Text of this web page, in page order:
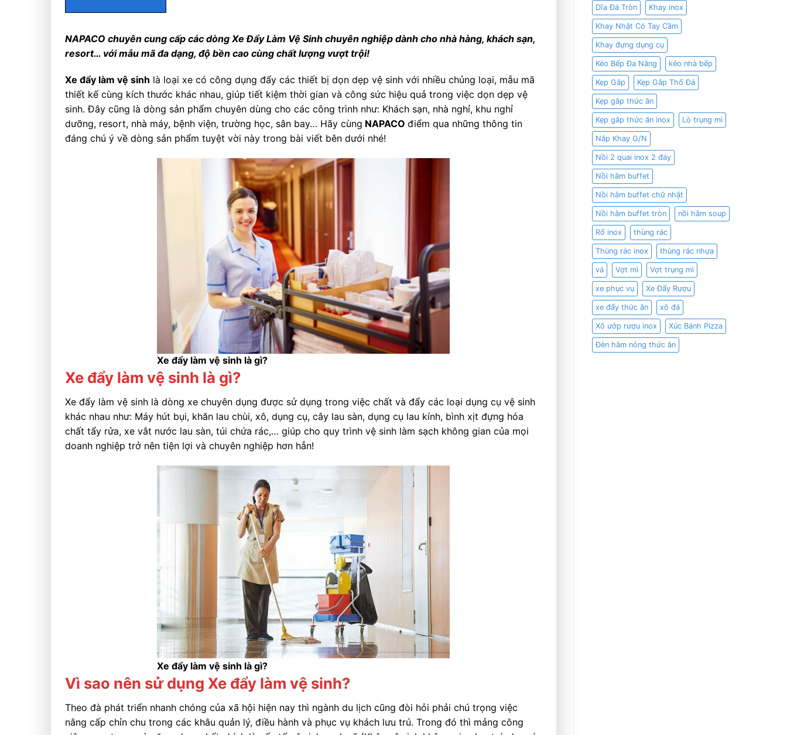
NAPACO chuyên cung cấp các dòng Xe Đẩy Làm Vệ Sinh chuyên nghiệp dành cho nhà hàng, khách sạn,
resort… với mẫu mã đa dạng, độ bền cao cùng chất lượng vượt trội!
Xe đẩy làm vệ sinh là loại xe có công dụng đẩy các thiết bị dọn dẹp vệ sinh với nhiều chủng loại, mẫu mã
thiết kế cùng kích thước khác nhau, giúp tiết kiệm thời gian và công sức hiệu quả trong việc dọn dẹp vệ
sinh. Đây cũng là dòng sản phẩm chuyên dùng cho các công trình như: Khách sạn, nhà nghỉ, khu nghỉ
dưỡng, resort, nhà máy, bệnh viện, trường học, sân bay… Hãy cùng NAPACO điểm qua những thông tin
đáng chú ý về dòng sản phẩm tuyệt vời này trong bài viết bên dưới nhé!
Xe đẩy làm vệ sinh là gì?
Xe đẩy làm vệ sinh là gì?
Xe đẩy làm vệ sinh là dòng xe chuyên dụng được sử dụng trong việc chất và đẩy các loại dụng cụ vệ sinh
khác nhau như: Máy hút bụi, khăn lau chùi, xô, dụng cụ, cây lau sàn, dụng cụ lau kính, bình xịt đựng hóa
chất tẩy rửa, xe vắt nước lau sàn, túi chứa rác,… giúp cho quy trình vệ sinh làm sạch không gian của mọi
doanh nghiệp trở nên tiện lợi và chuyên nghiệp hơn hẳn!
Xe đẩy làm vệ sinh là gì?
Vì sao nên sử dụng Xe đẩy làm vệ sinh?
Theo đà phát triển nhanh chóng của xã hội hiện nay thì ngành du lịch cũng đòi hỏi phải chú trọng việc
nâng cấp chỉn chu trong các khâu quản lý, điều hành và phục vụ khách lưu trú. Trong đó thì mảng công
Dĩa Đá Tròn Khay inox
Khay Nhật Có Tay Cầm
Khay đựng dụng cụ
Kéo Bếp Đa Năng kéo nhà bếp
Kẹp Gắp Kẹp Gắp Thố Đá
Kẹp gắp thức ăn
Kẹp gắp thức ăn inox Lò trụng mì
Nắp Khay G/N
Nồi 2 quai inox 2 đáy
Nồi hâm buffet
Nồi hâm buffet chữ nhật
Nồi hâm buffet tròn nồi hâm soup
Rổ inox thùng rác
Thùng rác inox thùng rác nhựa
vá Vợt mì Vợt trụng mì
xe phục vụ Xe Đẩy Rượu
xe đẩy thức ăn xô đá
Xô ướp rượu inox Xúc Bánh Pizza
Đèn hâm nóng thức ăn